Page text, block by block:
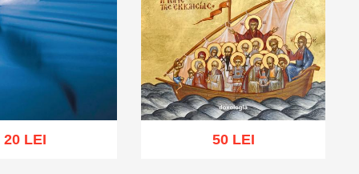
20 LEI 50 LEI